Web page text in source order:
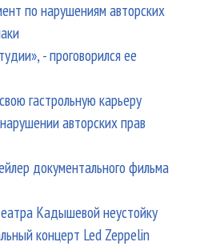
по нарушениям авторских
- проговорился ее
гастрольную карьеру
авторских прав
документального фильма
Кадышевой неустойку
концерт Led Zeppelin